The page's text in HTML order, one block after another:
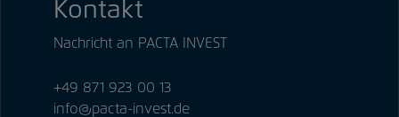
Kontakt
Nachricht an PACTA INVEST
+49 871 923 00 13
info@pacta-invest.de